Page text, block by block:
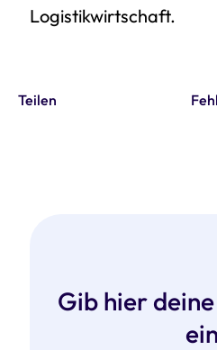
Logistikwirtschaft.
Teilen
Gib hier
ein